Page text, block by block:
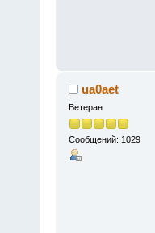
ua0aet
Ветеран
Сообщений: 1029